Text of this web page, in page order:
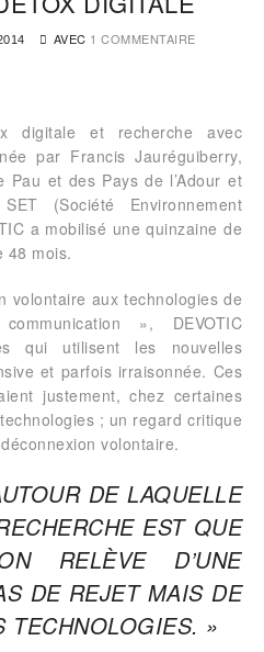
AVEC 1 COMMENTAIRE
digitale et recherche avec
par Francis Jauréguiberry,
Pau et des Pays de l’Adour et
(Société Environnement
a mobilisé une quinzaine de
48 mois.
volontaire aux technologies de
», DEVOTIC
qui utilisent les nouvelles
et parfois irraisonnée. Ces
justement, chez certaines
; un regard critique
volontaire.
DE LAQUELLE
EST QUE
RELÈVE D’UNE
DE REJET MAIS DE
TECHNOLOGIES. »